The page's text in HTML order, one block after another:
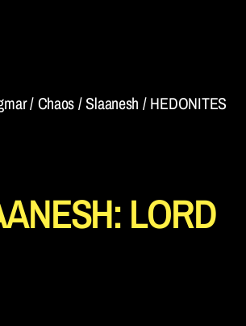
/Chaos/Slaanesh / HEDONITES
LORD